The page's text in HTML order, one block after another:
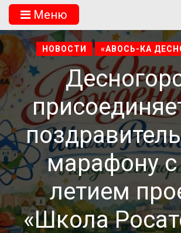
Mеню
НОВОСТИ «АВОСЬ-КА
марафону с
летием
«Школа